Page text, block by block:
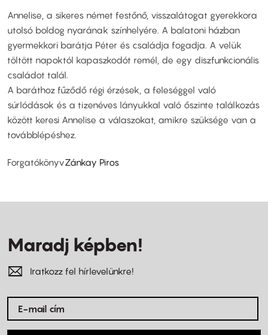
Annelise, a sikeres német festőnő, visszalátogat gyerekkora
utolsó boldog nyarának színhelyére. A balatoni házban
gyermekkori barátja Péter és családja fogadja. A velük
töltött napoktól kapaszkodót remél, de egy diszfunkcionális
családot talál.
A baráthoz fűződő régi érzések, a feleséggel való
súrlódások és a tizenéves lányukkal való őszinte találkozás
között keresi Annelise a válaszokat, amikre szüksége van a
továbblépéshez.
ForgatókönyvZánkay Piros
Maradj képben!
Iratkozz fel hírlevelünkre!